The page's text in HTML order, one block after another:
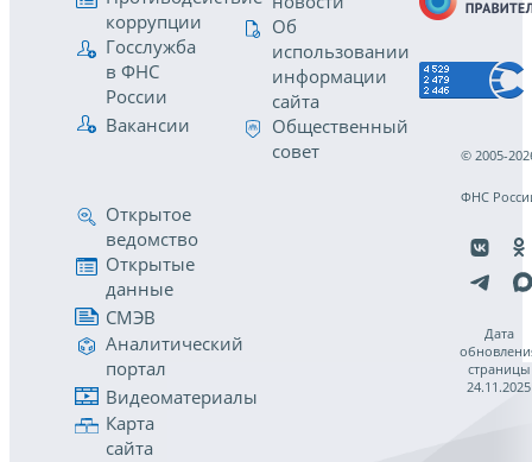
коррупции
Госслужба
в ФНС
России
Вакансии
Об
использовании
информации
сайта
Общественный
совет
Открытое
ведомство
Открытые
данные
СМЭВ
Аналитический
портал
Видеоматериалы
Карта
сайта
© 2005-
ФНС
Дата
страницы
24.11.2025